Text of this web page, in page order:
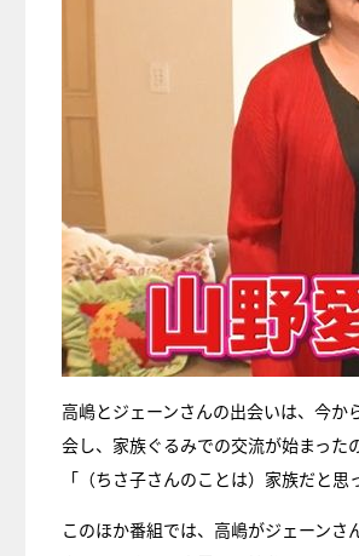
高嶋とジェーンさんの出会いは、今
会し、家族ぐるみでの交流が始まった
「（ちさ子さんのことは）家族だと
このほか番組では、高嶋がジェーン